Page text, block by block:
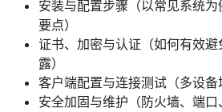
安装与配置步骤（以常见系统
要点）
证书、加密与认证（如何有效
露）
客户端配置与连接测试（多设备
安全加固与维护（防火墙、端口